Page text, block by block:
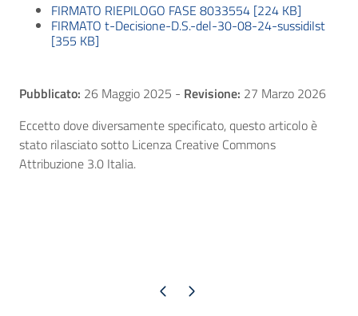
FIRMATO RIEPILOGO FASE 8033554 [224 KB]
FIRMATO t-Decisione-D.S.-del-30-08-24-sussidiIst
[355 KB]
Pubblicato: 26 Maggio 2025 - Revisione: 27 Marzo 2026
Eccetto dove diversamente specificato, questo articolo è
stato rilasciato sotto Licenza Creative Commons
Attribuzione 3.0 Italia.
Pagina precedente
Pagina successiva